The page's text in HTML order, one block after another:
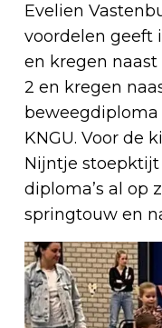
Evelien
voordelen geeft
en kregen
2 en kregen
beweegdiploma
KNGU. Voor de
Nijntje
diploma’s al op
springtouw en